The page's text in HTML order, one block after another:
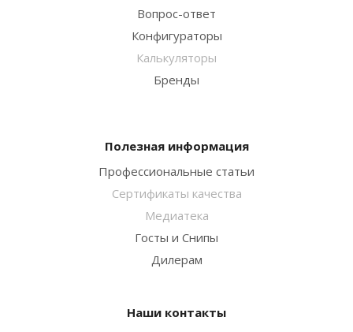
Вопрос-ответ
Конфигураторы
Калькуляторы
Бренды
Полезная информация
Профессиональные статьи
Сертификаты качества
Медиатека
Госты и Снипы
Дилерам
Наши контакты